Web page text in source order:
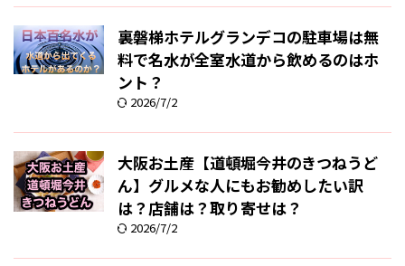
裏磐梯ホテルグランデコの駐車場は無
料で名水が全室水道から飲めるのはホ
ント？
2026/7/2
大阪お土産【道頓堀今井のきつねうど
ん】グルメな人にもお勧めしたい訳
は？店舗は？取り寄せは？
2026/7/2